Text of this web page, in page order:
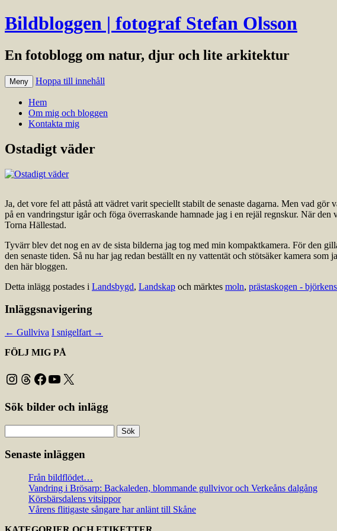
Bildbloggen | fotograf Stefan Olsson
En fotoblogg om natur, djur och lite arkitektur
Meny Hoppa till innehåll
Hem
Om mig och bloggen
Kontakta mig
Ostadigt väder
Ja, det vore fel att påstå att vädret varit speciellt stabilt de senaste dagarna. Men vad
på en vandringstur igår och föga överraskande hamnade jag i en rejäl regnskur. När
Torna Hällestad.
Tyvärr blev det nog en av de sista bilderna jag tog med min kompaktkamera. För den
den senaste tiden. Så nu har jag redan beställt en ny vattentät och stötsäker kamera
den här bloggen.
Detta inlägg postades i Landsbygd, Landskap och märktes moln, prästaskogen -
Inläggsnavigering
← Gullviva I snigelfart →
FÖLJ MIG PÅ
Instagram
Threads
Facebook
YouTube
X
Sök bilder och inlägg
efter:
Senaste inläggen
Från bildflödet…
Vandring i Brösarp: Backaleden, blommande gullvivor och Verkeåns dalgång
Körsbärsdalens vitsippor
Vårens flitigaste sångare har anlänt till Skåne